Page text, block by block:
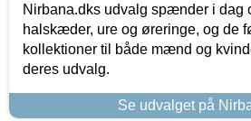
Nirbana.dks udvalg spænder i dag
halskæder, ure og øreringe, og de
kollektioner til både mænd og
deres udvalg.
Se udvalget på